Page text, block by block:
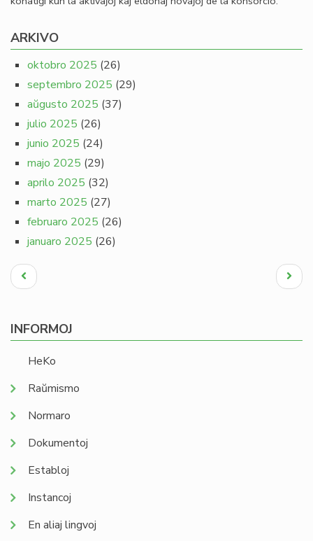
ARKIVO
oktobro 2025 (26)
septembro 2025 (29)
aŭgusto 2025 (37)
julio 2025 (26)
junio 2025 (24)
majo 2025 (29)
aprilo 2025 (32)
marto 2025 (27)
februaro 2025 (26)
januaro 2025 (26)
Pagination
Antaŭa
paĝo
Next
page
INFORMOJ
HeKo
Raŭmismo
Normaro
Dokumentoj
Establoj
Instancoj
En aliaj lingvoj